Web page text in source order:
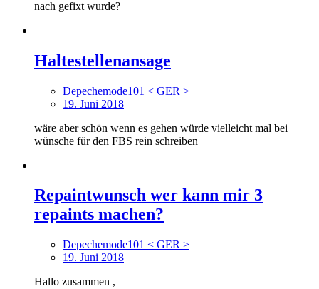
nach gefixt wurde?
Haltestellenansage
Depechemode101 < GER >
19. Juni 2018
wäre aber schön wenn es gehen würde vielleicht mal bei
wünsche für den FBS rein schreiben
Repaintwunsch wer kann mir 3
repaints machen?
Depechemode101 < GER >
19. Juni 2018
Hallo zusammen ,